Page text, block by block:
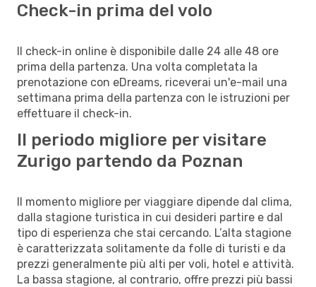
Check-in prima del volo
Il check-in online è disponibile dalle 24 alle 48 ore
prima della partenza. Una volta completata la
prenotazione con eDreams, riceverai un'e-mail una
settimana prima della partenza con le istruzioni per
effettuare il check-in.
Il periodo migliore per visitare
Zurigo partendo da Poznan
Il momento migliore per viaggiare dipende dal clima,
dalla stagione turistica in cui desideri partire e dal
tipo di esperienza che stai cercando. L’alta stagione
è caratterizzata solitamente da folle di turisti e da
prezzi generalmente più alti per voli, hotel e attività.
La bassa stagione, al contrario, offre prezzi più bassi